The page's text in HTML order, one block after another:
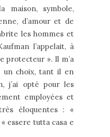
symbole,
d’amour et de
les hommes et
l’appelait, à
protecteur ». Il m’a
un choix, tant il en
j’ai opté pour les
employées et
éloquentes : «
essere tutta casa e